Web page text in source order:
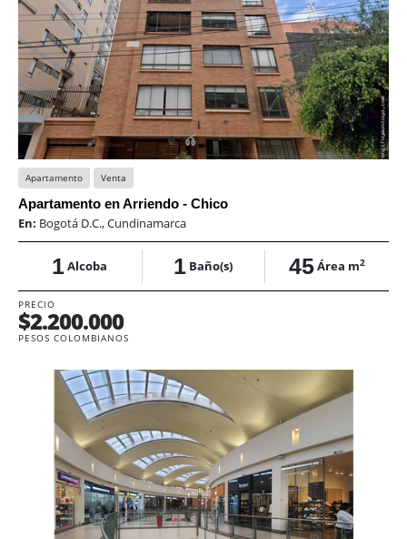
Apartamento Venta
Apartamento en Arriendo - Chico
En: Bogotá D.C., Cundinamarca
1Alcoba 1 Baño(s) 45Área m2
PRECIO
$2.200.000
PESOS COLOMBIANOS